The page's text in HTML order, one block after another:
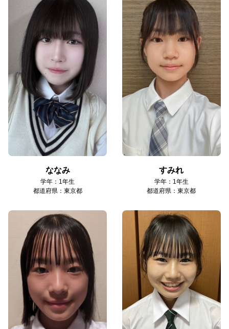
ななみ
学年：1年生
都道府県：東京都
すみれ
学年：1年生
都道府県：東京都